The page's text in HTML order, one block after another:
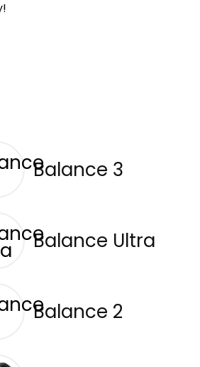
Balance 3
Balance Ultra
Balance 2